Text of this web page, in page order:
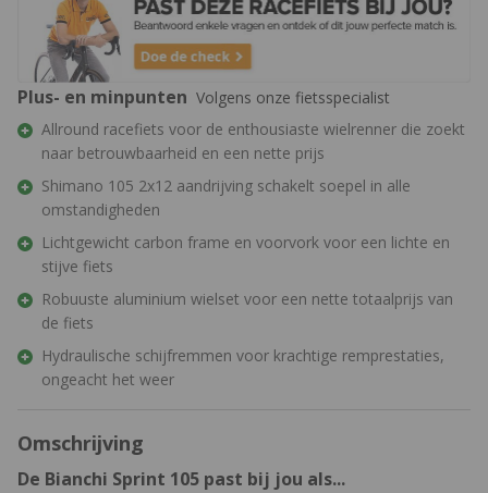
Plus- en minpunten Volgens onze fietsspecialist
Allround racefiets voor de enthousiaste wielrenner die zoekt
naar betrouwbaarheid en een nette prijs
Shimano 105 2x12 aandrijving schakelt soepel in alle
omstandigheden
Lichtgewicht carbon frame en voorvork voor een lichte en
stijve fiets
Robuuste aluminium wielset voor een nette totaalprijs van
de fiets
Hydraulische schijfremmen voor krachtige remprestaties,
ongeacht het weer
Omschrijving
De Bianchi Sprint 105 past bij jou als...